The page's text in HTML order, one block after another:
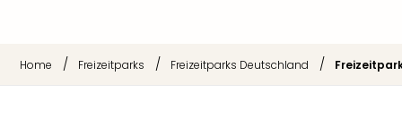
Home / Freizeitparks / Freizeitparks Deutschland /